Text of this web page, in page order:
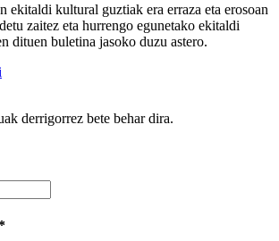
ekitaldi kultural guztiak era erraza eta erosoan
zaitez eta hurrengo egunetako ekitaldi
dituen buletina jasoko duzu astero.
derrigorrez bete behar dira.